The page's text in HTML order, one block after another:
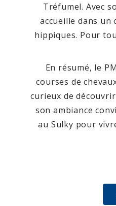
Tréfumel. Avec
accueille dans
hippiques. Pour
En résumé, le
courses de
curieux de
son ambiance
au Sulky pour